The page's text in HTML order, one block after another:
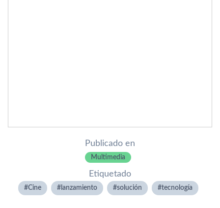
Publicado en
Multimedia
Etiquetado
Cine lanzamiento solución tecnologí­a